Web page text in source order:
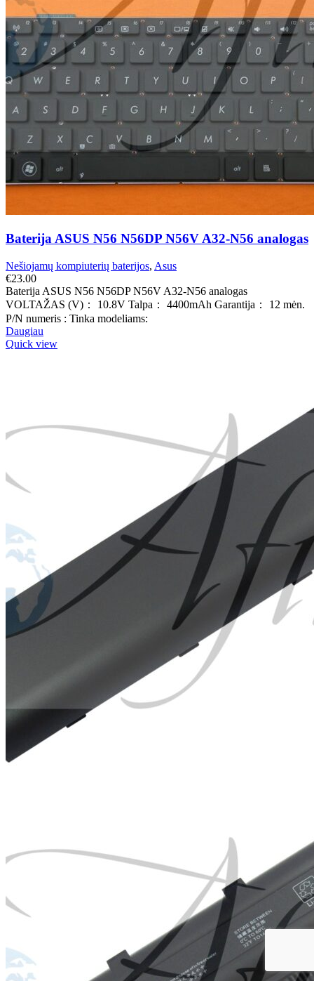
Baterija ASUS N56 N56DP N56V A32-N56 analogas
Nešiojamų kompiuterių baterijos, Asus
€23.00
Baterija ASUS N56 N56DP N56V A32-N56 analogas
VOLTAŽAS (V)： 10.8V Talpa： 4400mAh Garantija： 12 mėn.
P/N numeris : Tinka modeliams:
Daugiau
Quick view